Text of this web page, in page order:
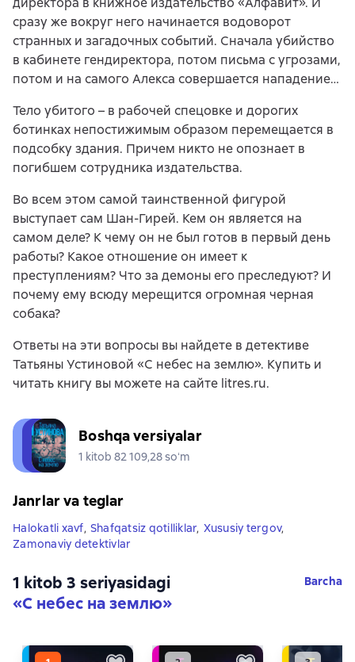
сразу же вокруг него начинается водоворот
странных и загадочных событий. Сначала убийство
в кабинете гендиректора, потом письма с угрозами,
потом и на самого Алекса совершается нападение…
Тело убитого – в рабочей спецовке и дорогих
ботинках непостижимым образом перемещается в
подсобку здания. Причем никто не опознает в
погибшем сотрудника издательства.
Во всем этом самой таинственной фигурой
выступает сам Шан-Гирей. Кем он является на
самом деле? К чему он не был готов в первый день
работы? Какое отношение он имеет к
преступлениям? Что за демоны его преследуют? И
почему ему всюду мерещится огромная черная
собака?
Ответы на эти вопросы вы найдете в детективе
Татьяны Устиновой «С небес на землю». Купить и
читать книгу вы можете на сайте litres.ru.
Boshqa versiyalar
1 kitob 82 109,28 soʻm
Janrlar va teglar
Halokatli xavf, Shafqatsiz qotilliklar, Xususiy tergov,
Zamonaviy detektivlar
1 kitob 3 seriyasidagi
«С небес на землю»
Barcha